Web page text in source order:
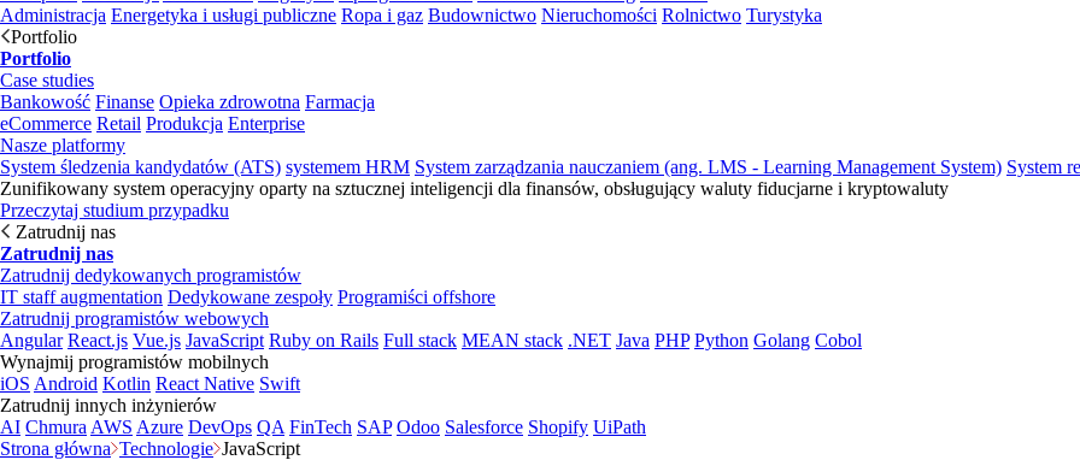
Administracja Energetyka i usługi publiczne Ropa i gaz Budownictwo Nieruchomości Rolnictwo Turystyka
Portfolio
Portfolio
Case studies
Bankowość Finanse Opieka zdrowotna Farmacja
eCommerce Retail Produkcja Enterprise
Nasze platformy
System śledzenia kandydatów (ATS) systemem HRM System zarządzania nauczaniem (ang. LMS - Learning Management System) System
Zunifikowany system operacyjny oparty na sztucznej inteligencji dla finansów, obsługujący waluty fiducjarne i kryptowaluty
Przeczytaj studium przypadku
Zatrudnij nas
Zatrudnij nas
Zatrudnij dedykowanych programistów
IT staff augmentation Dedykowane zespoły Programiści offshore
Zatrudnij programistów webowych
Angular React.js Vue.js JavaScript Ruby on Rails Full stack MEAN stack .NET Java PHP Python Golang Cobol
Wynajmij programistów mobilnych
iOS Android Kotlin React Native Swift
Zatrudnij innych inżynierów
AI Chmura AWS Azure DevOps QA FinTech SAP Odoo Salesforce Shopify UiPath
Strona główna Technologie JavaScript